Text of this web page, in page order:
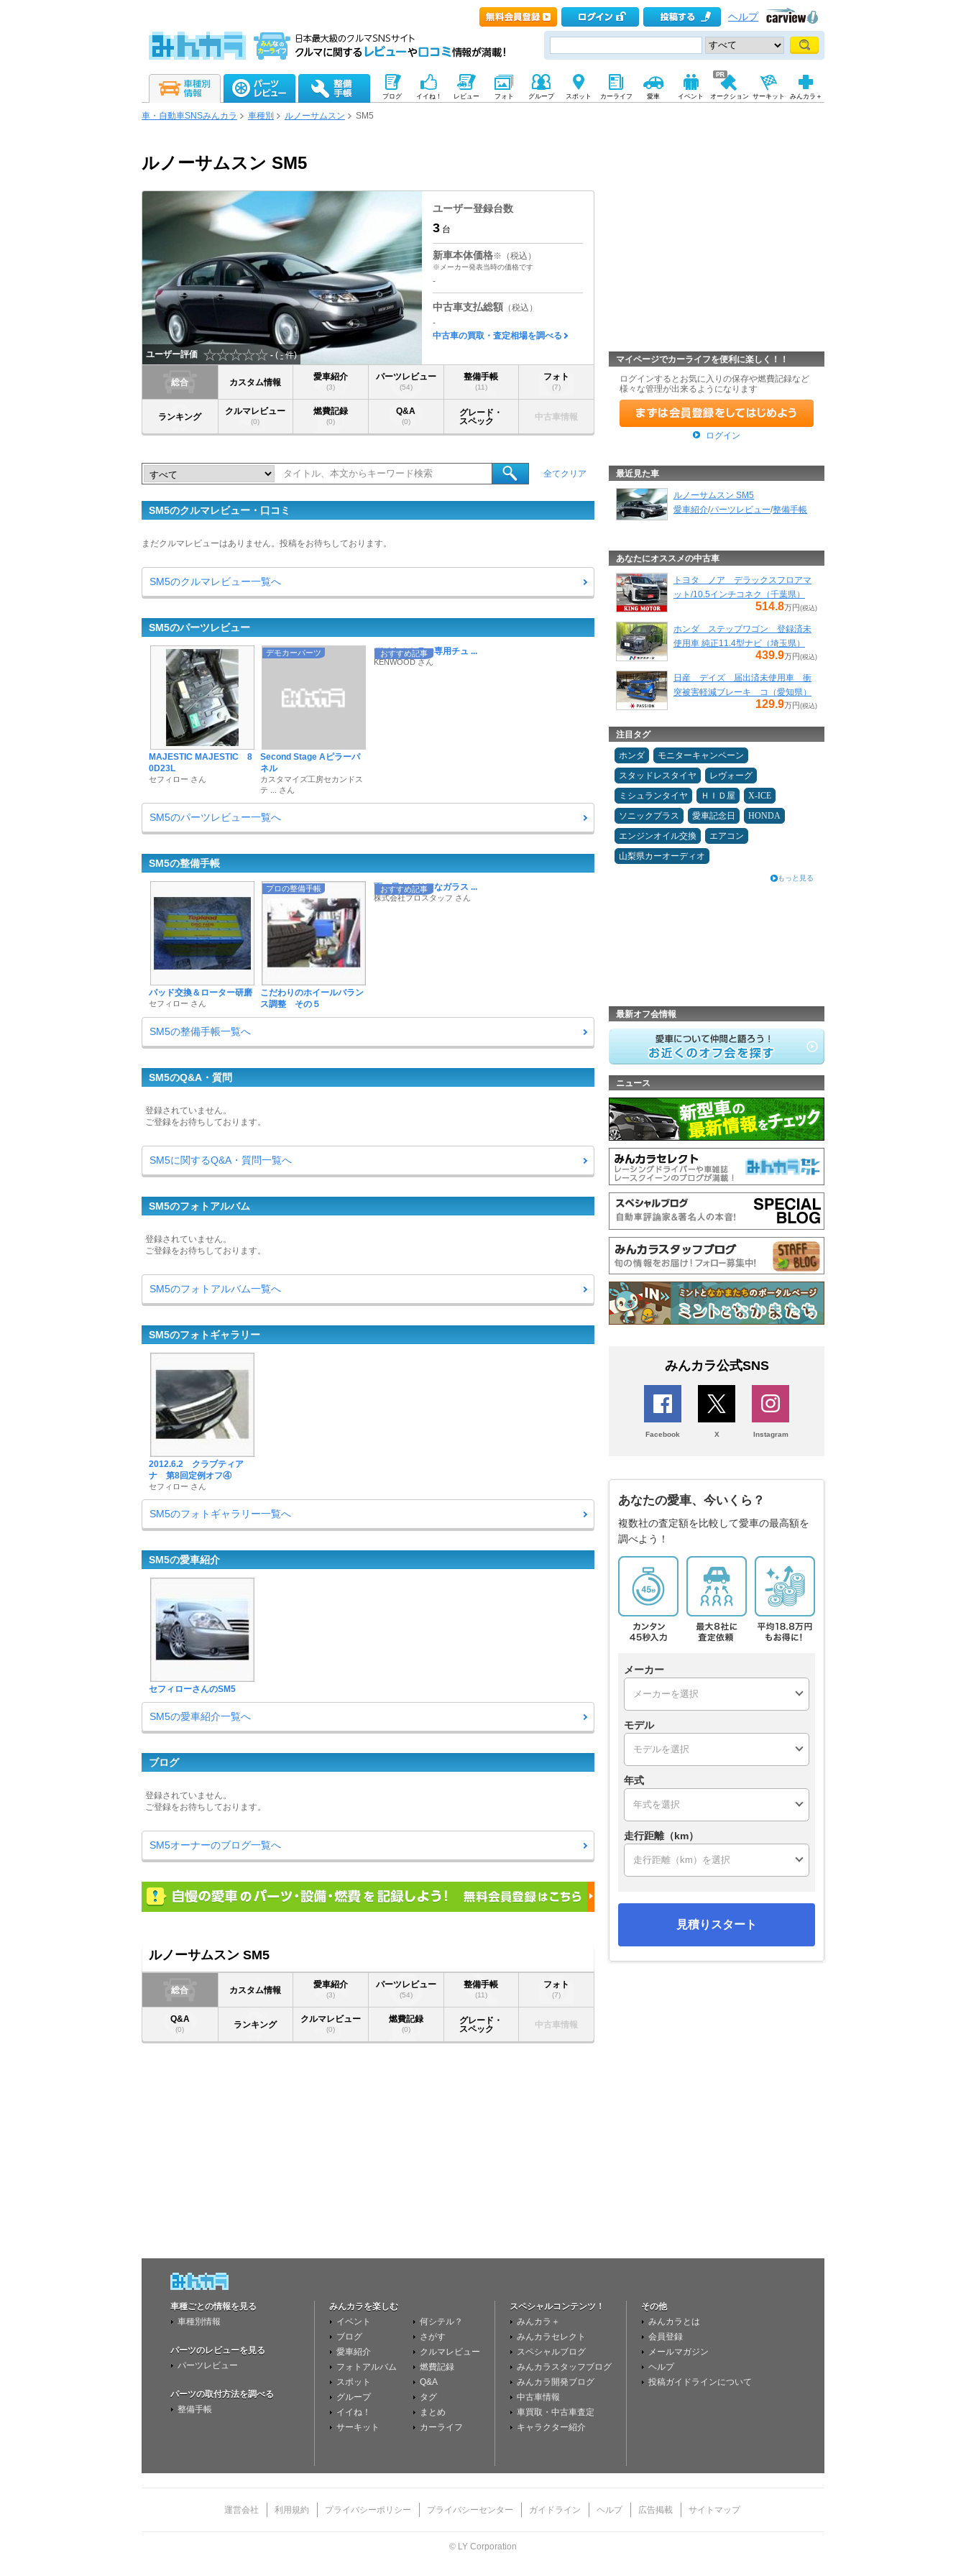
ヘルプ
ブログ イイね！ レビュー フォト グループ スポット カーライフ 愛車 イベント オークション サーキット みんカラ＋
車・自動車SNSみんカラ 車種別 ルノーサムスン SM5
ルノーサムスン SM5
ユーザー評価 - ( -件)
ユーザー登録台数
3 台
新車本体価格※（税込）
※メーカー発表当時の価格です
-
中古車支払総額 （税込）
-
中古車の買取・査定相場を調べる
総合 カスタム情報
愛車紹介
(3)
パーツレビュー
(54)
整備手帳
(11)
フォト
(7)
ランキング
クルマレビュー
(0)
燃費記録
(0)
Q&A
(0)
グレード・
スペック
中古車情報
全てクリア
SM5のクルマレビュー・口コミ
まだクルマレビューはありません。投稿をお待ちしております。
SM5のクルマレビュー一覧へ
SM5のパーツレビュー
MAJESTIC MAJESTIC 8
0D23L
セフィロー さん
デモカーパーツ
Second Stage Aピラーパ
ネル
カスタマイズ工房セカンドス
テ ... さん
おすすめ記事
デジタルミラー専用チュ ...
KENWOOD さん
SM5のパーツレビュー一覧へ
SM5の整備手帳
パッド交換＆ローター研磨
セフィロー さん
プロの整備手帳
こだわりのホイールバラン
ス調整 その５
おすすめ記事
雨の日もクリアなガラス ...
株式会社プロスタッフ さん
SM5の整備手帳一覧へ
SM5のQ&A・質問
登録されていません。
ご登録をお待ちしております。
SM5に関するQ&A・質問一覧へ
SM5のフォトアルバム
登録されていません。
ご登録をお待ちしております。
SM5のフォトアルバム一覧へ
SM5のフォトギャラリー
2012.6.2 クラブティア
ナ 第8回定例オフ④
セフィロー さん
SM5のフォトギャラリー一覧へ
SM5の愛車紹介
セフィローさんのSM5
SM5の愛車紹介一覧へ
ブログ
登録されていません。
ご登録をお待ちしております。
SM5オーナーのブログ一覧へ
ルノーサムスン SM5
総合 カスタム情報
愛車紹介
(3)
パーツレビュー
(54)
整備手帳
(11)
フォト
(7)
Q&A
(0) ランキング
クルマレビュー
(0)
燃費記録
(0)
グレード・
スペック
中古車情報
マイページでカーライフを便利に楽しく！！
ログインするとお気に入りの保存や燃費記録など
様々な管理が出来るようになります
ログイン
最近見た車
ルノーサムスン SM5
愛車紹介/パーツレビュー/整備手帳
あなたにオススメの中古車
トヨタ ノア デラックスフロアマ
ット/10.5インチコネク（千葉県）
514.8万円 (税込)
ホンダ ステップワゴン 登録済未
使用車 純正11.4型ナビ（埼玉県）
439.9万円 (税込)
日産 デイズ 届出済未使用車 衝
突被害軽減ブレーキ コ（愛知県）
129.9万円 (税込)
注目タグ
ホンダ
モニターキャンペーン
スタッドレスタイヤ
レヴォーグ
ミシュランタイヤ
ＨＩＤ屋
X-ICE
ソニックプラス
愛車記念日
HONDA
エンジンオイル交換
エアコン
山梨県カーオーディオ
もっと見る
最新オフ会情報
ニュース
みんカラ公式SNS
Facebook X Instagram
あなたの愛車、今いくら？
複数社の査定額を比較して愛車の最高額を
調べよう！
メーカー
モデル
年式
走行距離（km）
見積りスタート
車種ごとの情報を見る
車種別情報
パーツのレビューを見る
パーツレビュー
パーツの取付方法を調べる
整備手帳
みんカラを楽しむ
イベント
ブログ
愛車紹介
フォトアルバム
スポット
グループ
イイね！
サーキット
何シテル？
さがす
クルマレビュー
燃費記録
Q&A
タグ
まとめ
カーライフ
スペシャルコンテンツ！
みんカラ＋
みんカラセレクト
スペシャルブログ
みんカラスタッフブログ
みんカラ開発ブログ
中古車情報
車買取・中古車査定
キャラクター紹介
その他
みんカラとは
会員登録
メールマガジン
ヘルプ
投稿ガイドラインについて
運営会社 利用規約 プライバシーポリシー プライバシーセンター ガイドライン ヘルプ 広告掲載 サイトマップ
© LY Corporation